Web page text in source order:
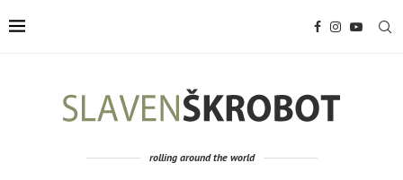
rolling around the world